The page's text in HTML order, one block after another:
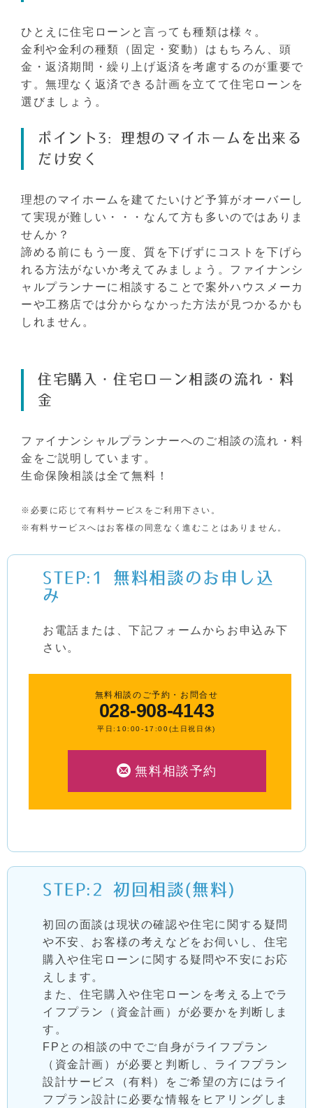
ひとえに住宅ローンと言っても種類は様々。
金利や金利の種類（固定・変動）はもちろん、頭
金・返済期間・繰り上げ返済を考慮するのが重要で
す。無理なく返済できる計画を立てて住宅ローンを
選びましょう。
ポイント3: 理想のマイホームを出来る
だけ安く
理想のマイホームを建てたいけど予算がオーバーし
て実現が難しい・・・なんて方も多いのではありま
せんか？
諦める前にもう一度、質を下げずにコストを下げら
れる方法がないか考えてみましょう。ファイナンシ
ャルプランナーに相談することで案外ハウスメーカ
ーや工務店では分からなかった方法が見つかるかも
しれません。
住宅購入・住宅ローン相談の流れ・料
金
ファイナンシャルプランナーへのご相談の流れ・料
金をご説明しています。
生命保険相談は全て無料！
※必要に応じて有料サービスをご利用下さい。
※有料サービスへはお客様の同意なく進むことはありません。
STEP:1 無料相談のお申し込
み
お電話または、下記フォームからお申込み下
さい。
無料相談のご予約・お問合せ
028-908-4143
平日:10:00-17:00(土日祝日休)
無料相談予約
STEP:2初回相談(無料)
初回の面談は現状の確認や住宅に関する疑問
や不安、お客様の考えなどをお伺いし、住宅
購入や住宅ローンに関する疑問や不安にお応
えします。
また、住宅購入や住宅ローンを考える上でラ
イフプラン（資金計画）が必要かを判断しま
す。
FPとの相談の中でご自身がライフプラン
（資金計画）が必要と判断し、ライフプラン
設計サービス（有料）をご希望の方にはライ
フプラン設計に必要な情報をヒアリングしま